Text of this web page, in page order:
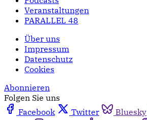
Veranstaltungen
PARALLEL 48
Über uns
Impressum
Datenschutz
Cookies
Abonnieren
Folgen Sie uns
Facebook
Twitter Bluesky